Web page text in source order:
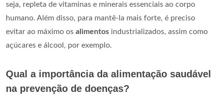
seja, repleta de vitaminas e minerais essenciais ao corpo
humano. Além disso, para mantê-la mais forte, é preciso
evitar ao máximo os alimentos industrializados, assim como
açúcares e álcool, por exemplo.
Qual a importância da alimentação saudável
na prevenção de doenças?